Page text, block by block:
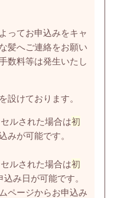
ってお申込みをキャ
髪へご連絡をお願い
数料等は発生いたし
設けております。
ルされた場合は初
みが可能です。
ルされた場合は初
込み日が可能です。
ページからお申込み